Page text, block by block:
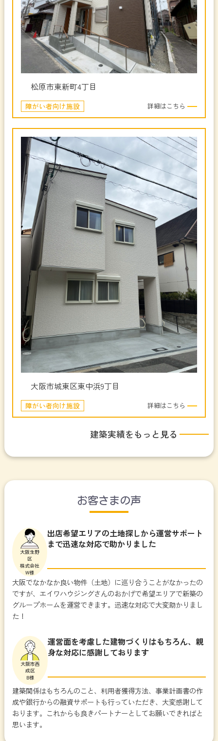
松原市東新町4丁目
障がい者向け施設 詳細はこちら
大阪市城東区東中浜9丁目
障がい者向け施設 詳細はこちら
建築実績をもっと見る
お客さまの声
大阪生野
区
株式会社
W様
出店希望エリアの土地探しから運営サポート
まで迅速な対応で助かりました
大阪でなかなか良い物件（土地）に巡り合うことがなかったの
ですが、エイワハウジングさんのおかげで希望エリアで新築の
グループホームを運営できます。迅速な対応で大変助かりまし
た！
大阪市西
成区
B様
運営面を考慮した建物づくりはもちろん、親
身な対応に感謝しております
建築関係はもちろんのこと、利用者獲得方法、事業計画書の作
成や銀行からの融資サポートも行っていただき、大変感謝して
おります。これからも良きパートナーとしてお願いできればと
思います。